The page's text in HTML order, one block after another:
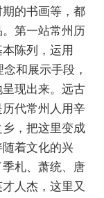
的书画等，都
第一站常州历
陈列，运用
和展示手段，
现出来。远古
代常州人用辛
，把这里变成
着文化的兴
札、萧统、唐
人杰，这里又